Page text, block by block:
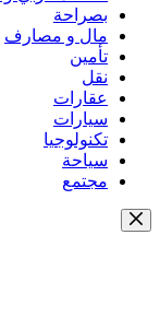
بصراحة
مال و مصارف
تأمين
نقل
عقارات
سيارات
تكنولوجيا
سياحة
مجتمع